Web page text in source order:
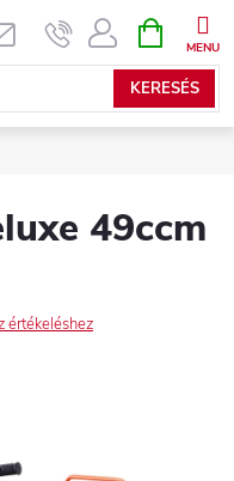
KERESÉS
KOSÁR
49ccm
értékeléshez